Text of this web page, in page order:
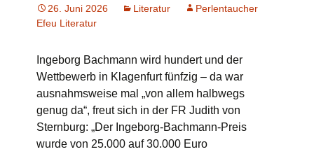
26. Juni 2026 Literatur
Perlentaucher
Efeu Literatur
Ingeborg Bachmann wird hundert und der
Wettbewerb in Klagenfurt fünfzig – da war
ausnahmsweise mal „von allem halbwegs
genug da“, freut sich in der FR Judith von
Sternburg: „Der Ingeborg-Bachmann-Preis
wurde von 25.000 auf 30.000 Euro